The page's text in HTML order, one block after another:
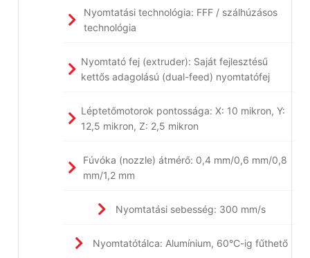
Nyomtatási technológia: FFF / szálhúzásos
technológia
Nyomtató fej (extruder): Saját fejlesztésű
kettős adagolású (dual-feed) nyomtatófej
Léptetőmotorok pontossága: X: 10 mikron, Y:
12,5 mikron, Z: 2,5 mikron
Fúvóka (nozzle) átmérő: 0,4 mm/0,6 mm/0,8
mm/1,2 mm
Nyomtatási sebesség: 300 mm/s
Nyomtatótálca: Alumínium, 60°C-ig fűthető